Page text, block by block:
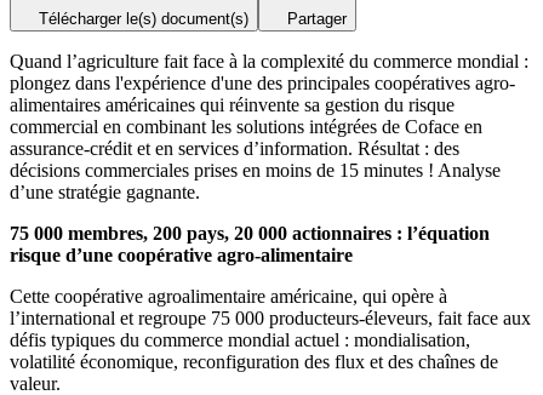
Télécharger le(s) document(s) Partager
Quand l’agriculture fait face à la complexité du commerce mondial :
plongez dans l'expérience d'une des principales coopératives agro-
alimentaires américaines qui réinvente sa gestion du risque
commercial en combinant les solutions intégrées de Coface en
assurance-crédit et en services d’information. Résultat : des
décisions commerciales prises en moins de 15 minutes ! Analyse
d’une stratégie gagnante.
75 000 membres, 200 pays, 20 000 actionnaires : l’équation
risque d’une coopérative agro-alimentaire
Cette coopérative agroalimentaire américaine, qui opère à
l’international et regroupe 75 000 producteurs-éleveurs, fait face aux
défis typiques du commerce mondial actuel : mondialisation,
volatilité économique, reconfiguration des flux et des chaînes de
valeur.